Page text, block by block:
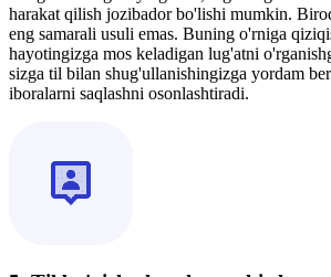
harakat qilish jozibador bo'lishi mumkin.
eng samarali usuli emas. Buning o'rniga
hayotingizga mos keladigan lug'atni
sizga til bilan shug'ullanishingizga yordam
iboralarni saqlashni osonlashtiradi.